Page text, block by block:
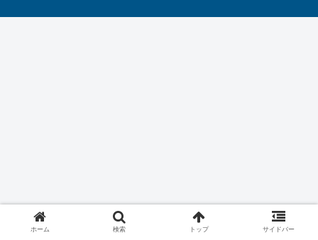
ホーム 検索 トップ サイドバー